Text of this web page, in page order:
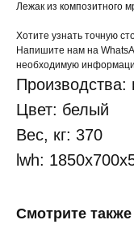
Лежак из композитного
Хотите узнать точную
Напишите нам на
необходимую
Цвет: белый
Вес, кг: 370
lwh:
Смотрите также